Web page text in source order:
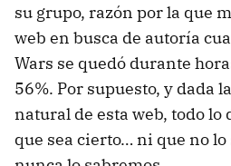
su grupo, razón por la que
web en busca de autoría
Wars se quedó durante
56%. Por supuesto, y dada
natural de esta web, todo
que sea cierto… ni que no